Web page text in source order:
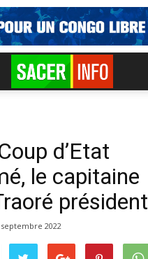
d’Etat
le capitaine
président
septembre 2022